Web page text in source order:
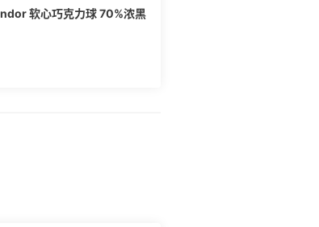
软心巧克力球 70%浓黑